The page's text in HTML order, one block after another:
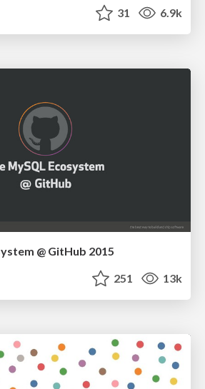
31 6.9k
@ GitHub 2015
251 13k